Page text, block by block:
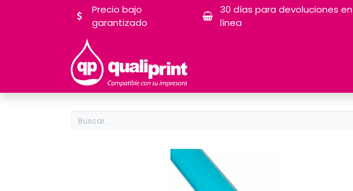
Precio bajo
garantizado
30 días para devoluciones en
línea